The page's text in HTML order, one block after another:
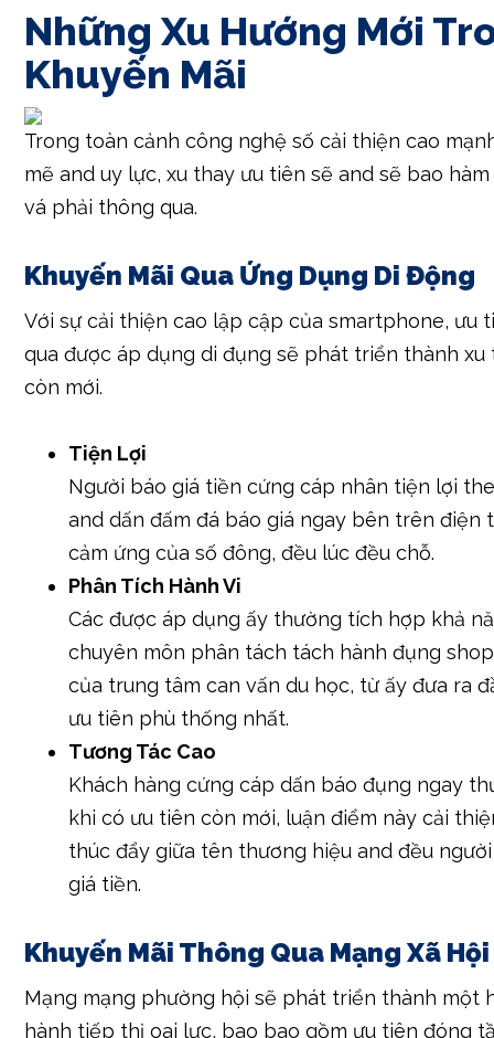
Những Xu Hướng Mới
Khuyến Mãi
Trong toàn cảnh công nghệ số cải thiện cao
mẽ and uy lực, xu thay ưu tiên sẽ and sẽ bao
vá phải thông qua.
Khuyến Mãi Qua Ứng Dụng Di Động
Với sự cải thiện cao lập cập của smartphone, ưu
qua được áp dụng di đụng sẽ phát triển thành xu
còn mới.
Tiện Lợi
Người báo giá tiền cứng cáp nhân tiện lợi
and dấn đấm đá báo giá ngay bên trên điện
cảm ứng của số đông, đều lúc đều chỗ.
Phân Tích Hành Vi
Các được áp dụng ấy thường tích hợp khả
chuyên môn phân tách tách hành đụng
của trung tâm can vấn du học, từ ấy đưa ra
ưu tiên phù thống nhất.
Tương Tác Cao
Khách hàng cứng cáp dấn báo đụng ngay
khi có ưu tiên còn mới, luận điểm này cải
thúc đẩy giữa tên thương hiệu and đều
giá tiền.
Khuyến Mãi Thông Qua Mạng Xã Hội
Mạng mạng phường hội sẽ phát triển thành một
hành tiếp thị oai lực, bao bao gồm ưu tiên đóng